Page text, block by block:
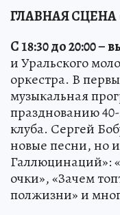
ГЛАВНАЯ СЦЕНА
С 18:30 до 20:00 –
и Уральского
оркестра. В
музыкальная
празднованию
клуба. Сергей
новые песни, но
Галлюцинаций»:
очки», «Зачем
полжизни» и